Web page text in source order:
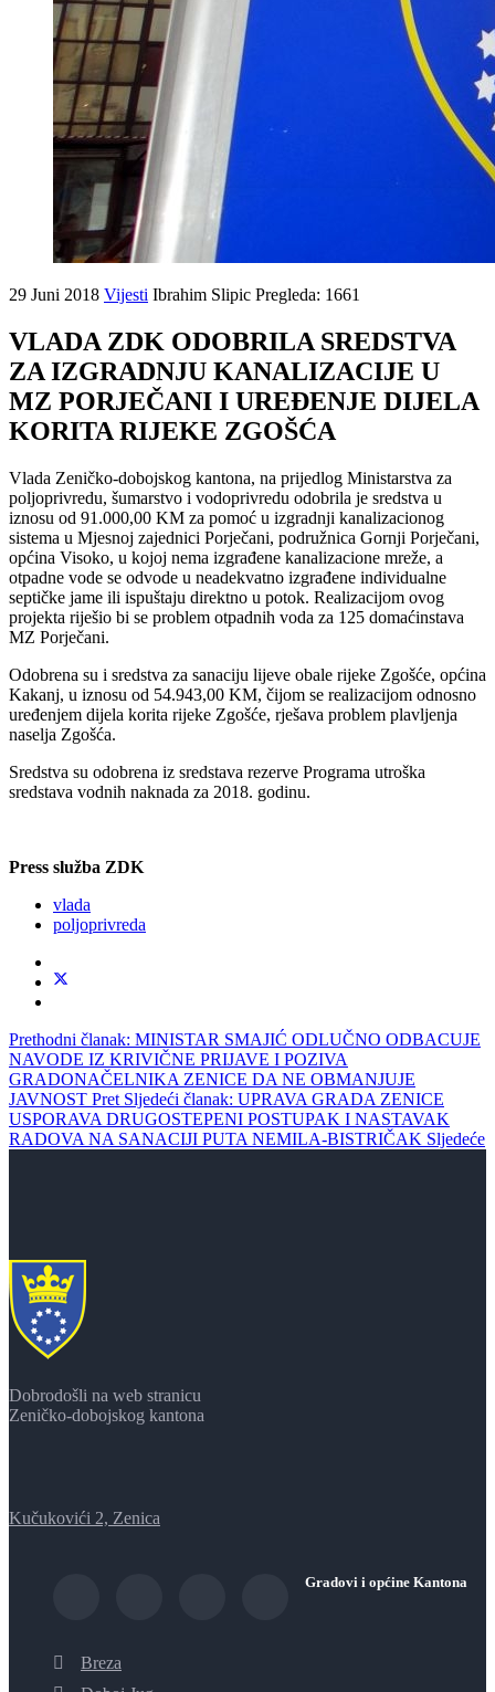
29 Juni 2018 Vijesti Ibrahim Slipic Pregleda: 1661
VLADA ZDK ODOBRILA SREDSTVA
ZA IZGRADNJU KANALIZACIJE U
MZ PORJEČANI I UREĐENJE DIJELA
KORITA RIJEKE ZGOŠĆA
Vlada Zeničko-dobojskog kantona, na prijedlog Ministarstva za
poljoprivredu, šumarstvo i vodoprivredu odobrila je sredstva u
iznosu od 91.000,00 KM za pomoć u izgradnji kanalizacionog
sistema u Mjesnoj zajednici Porječani, podružnica Gornji Porječani,
općina Visoko, u kojoj nema izgrađene kanalizacione mreže, a
otpadne vode se odvode u neadekvatno izgrađene individualne
septičke jame ili ispuštaju direktno u potok. Realizacijom ovog
projekta riješio bi se problem otpadnih voda za 125 domaćinstava
MZ Porječani.
Odobrena su i sredstva za sanaciju lijeve obale rijeke Zgošće, općina
Kakanj, u iznosu od 54.943,00 KM, čijom se realizacijom odnosno
uređenjem dijela korita rijeke Zgošće, rješava problem plavljenja
naselja Zgošća.
Sredstva su odobrena iz sredstava rezerve Programa utroška
sredstava vodnih naknada za 2018. godinu.
Press služba ZDK
vlada
poljoprivreda
Prethodni članak: MINISTAR SMAJIĆ ODLUČNO ODBACUJE
NAVODE IZ KRIVIČNE PRIJAVE I POZIVA
GRADONAČELNIKA ZENICE DA NE OBMANJUJE
JAVNOST Pret Sljedeći članak: UPRAVA GRADA ZENICE
USPORAVA DRUGOSTEPENI POSTUPAK I NASTAVAK
RADOVA NA SANACIJI PUTA NEMILA-BISTRIČAK Sljedeće
Dobrodošli na web stranicu
Zeničko-dobojskog kantona
Kučukovići 2, Zenica
Gradovi i općine Kantona
Breza